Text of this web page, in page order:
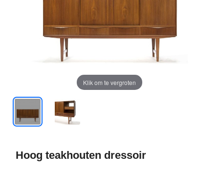
Klik om te vergroten
Hoog teakhouten dressoir